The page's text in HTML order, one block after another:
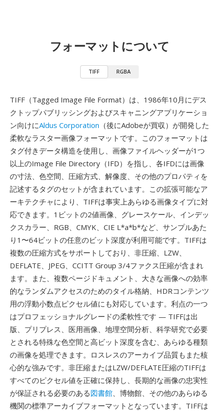
フォーマットについて
TIFF RGBA
TIFF（Tagged Image File Format）は、1986年10月にデス
クトップパブリッシングおよびスキャニングアプリケーショ
ン向けにAldus Corporation （後にAdobeが買収）が開発した
柔軟なラスター画像フォーマットです。このフォーマットは
タグ付きデータ構造を使用し、画像ファイルヘッダーが1つ
以上のImage File Directory（IFD）を指し、各IFDには画像
の寸法、色空間、圧縮方式、解像度、その他のプロパティを
記述するタグのセットが含まれています。この拡張可能なア
ーキテクチャにより、TIFFは事実上あらゆる画像タイプに対
応できます。1ビットの2値画像、グレースケール、インデッ
クスカラー、RGB、CMYK、CIE L*a*b*など、サンプルあた
り1〜64ビットの任意のビット深度が利用可能です。TIFFは
複数の圧縮方式をサポートしており、非圧縮、LZW、
DEFLATE、JPEG、CCITT Group 3/4ファクス圧縮が含まれ
ます。また、複数ページドキュメント、大きな画像への効率
的なランダムアクセスのためのタイル格納、HDRコンテンツ
用の浮動小数点ピクセル値にも対応しています。利点の一つ
はプロフェッショナルグレードの柔軟性です — TIFFは出
版、プリプレス、医用画像、地理空間分析、科学研究で必要
とされる特殊な色空間と高ビット深度を含む、あらゆる種類
の画像を処理できます。ロスレスのアーカイブ品質もまた核
心的な強みです。非圧縮またはLZW/DEFLATE圧縮のTIFFは
すべてのピクセル値を正確に保持し、長期的な画像の忠実性
が保証される必要のある図書館、博物館、その他のあらゆる
機関の標準アーカイブフォーマットとなっています。TIFFは